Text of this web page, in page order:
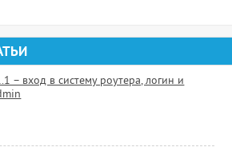
– вход в систему роутера, логин и